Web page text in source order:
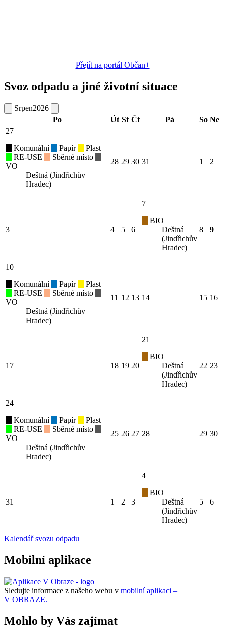
Přejít na portál Občan+
Svoz odpadu a jiné životní situace
Srpen2026
Po
Út St Čt Pá So Ne
27
Komunální
Papír
Plast
RE-USE
Sběrné místo
VO
Deštná (Jindřichův
Hradec)
28 29 30 31 1 2
3 4 5 6
7
BIO
Deštná
(Jindřichův
Hradec)
8 9
10
Komunální
Papír
Plast
RE-USE
Sběrné místo
VO
Deštná (Jindřichův
Hradec)
11 12 13 14 15 16
17 18 19 20
21
BIO
Deštná
(Jindřichův
Hradec)
22 23
24
Komunální
Papír
Plast
RE-USE
Sběrné místo
VO
Deštná (Jindřichův
Hradec)
25 26 27 28 29 30
31 1 2 3
4
BIO
Deštná
(Jindřichův
Hradec)
5 6
Kalendář svozu odpadu
Mobilní aplikace
Sledujte informace z našeho webu v mobilní aplikaci –
V OBRAZE.
Mohlo by Vás zajímat